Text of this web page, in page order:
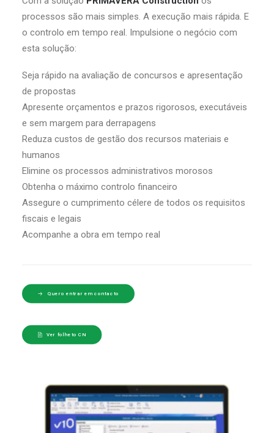
processos são mais simples. A execução mais rápida. E
o controlo em tempo real. Impulsione o negócio com
esta solução:
Seja rápido na avaliação de concursos e apresentação
de propostas
Apresente orçamentos e prazos rigorosos, executáveis
e sem margem para derrapagens
Reduza custos de gestão dos recursos materiais e
humanos
Elimine os processos administrativos morosos
Obtenha o máximo controlo financeiro
Assegure o cumprimento célere de todos os requisitos
fiscais e legais
Acompanhe a obra em tempo real
Quero entrar em contacto
Ver folheto CN